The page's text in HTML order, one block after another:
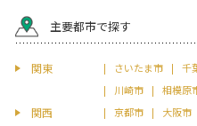
主要都市で探す
関東 さいたま市 千
川崎市
相模原
関西 京都市 大阪市